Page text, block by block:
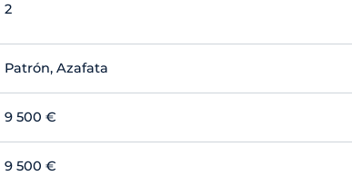
2
Patrón, Azafata
9 500 €
9 500 €